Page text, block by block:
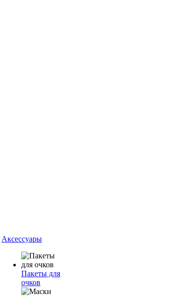
Аксессуары
Пакеты для
очков